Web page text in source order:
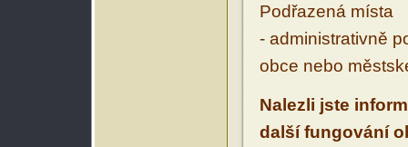
Podřazená místa
- administrativně
obce nebo
Nalezli jste
další fungování